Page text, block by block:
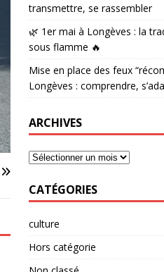
transmettre, se rassembler
🌿 1er mai à Longèves : la
sous flamme 🔥
Mise en place des feux
Longèves : comprendre,
ARCHIVES
CATÉGORIES
culture
Hors catégorie